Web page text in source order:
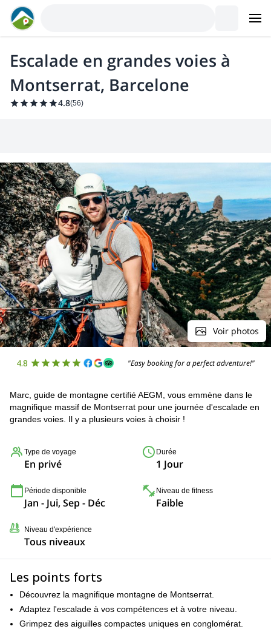
Escalade en grandes voies à
Montserrat, Barcelone
4.8(56)
Voir photos
4.8 "Easy booking for a perfect adventure!"
Marc, guide de montagne certifié AEGM, vous emmène dans le
magnifique massif de Montserrat pour une journée d'escalade en
grandes voies. Il y a plusieurs voies à choisir !
Type de voyage
En privé
Durée
1 Jour
Période disponible
Jan - Jui, Sep - Déc
Niveau de fitness
Faible
Niveau d'expérience
Tous niveaux
Les points forts
Découvrez la magnifique montagne de Montserrat.
Adaptez l'escalade à vos compétences et à votre niveau.
Grimpez des aiguilles compactes uniques en conglomérat.